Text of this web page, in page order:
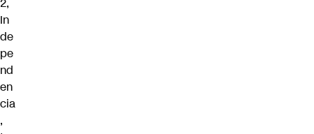
In
de
pe
nd
en
cia
,